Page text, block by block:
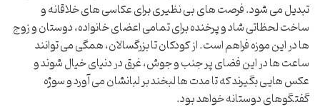
تبدیل می شود. فرصت های بی نظیری برای عکاسی های خلاقانه و
ساخت لحظاتی شاد و پرخنده برای تمامی اعضای خانواده، دوستان و زوج
ها در این موزه فراهم است. از کودکان تا بزرگسالان، همگی می توانند
ساعت ها در این فضای پر جنب و جوش، غرق در دنیای خیال شوند و
عکس هایی بگیرند که تا مدت ها لبخند بر لبانشان می آورد و سوژه
گفتگوهای دوستانه خواهد بود.